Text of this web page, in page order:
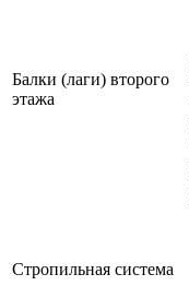
Балки (лаги) второго
этажа
Стропильная система